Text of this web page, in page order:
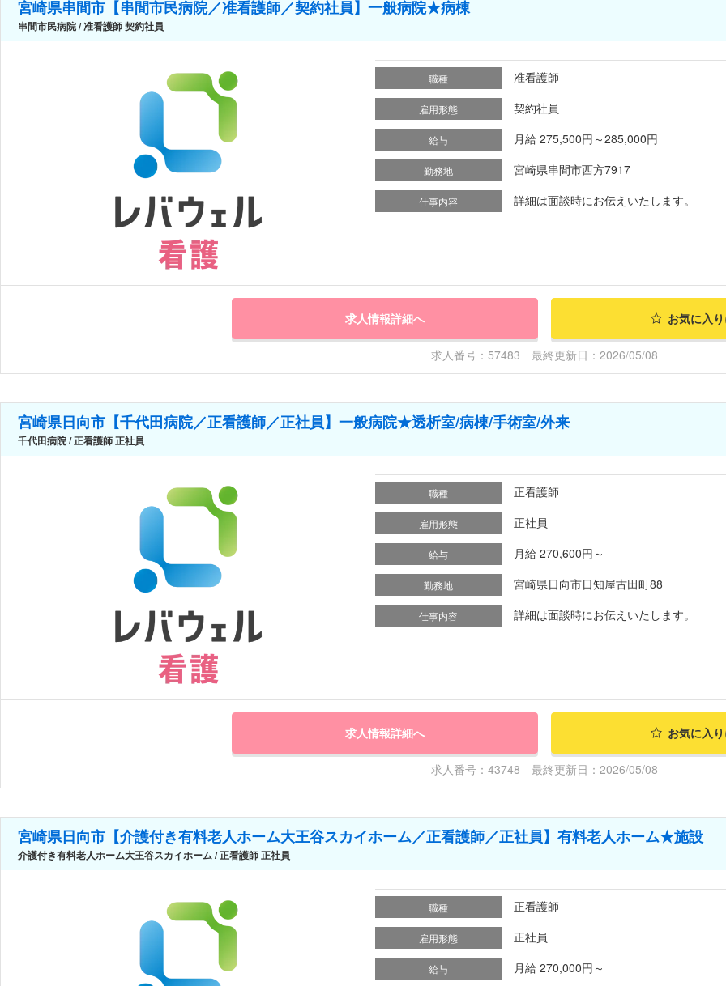
宮崎県串間市【串間市民病院／准看護師／契約社員】一般病院★病棟
串間市民病院 / 准看護師 契約社員
職種 准看護師
雇用形態 契約社員
給与 月給 275,500円～285,000円
勤務地 宮崎県串間市西方7917
仕事内容 詳細は面談時にお伝えいたします。
求人情報詳細へ お気に入
求人番号：57483 最終更新日：2026/05/08
宮崎県日向市【千代田病院／正看護師／正社員】一般病院★透析室/病棟/手術室/外来
千代田病院 / 正看護師 正社員
職種 正看護師
雇用形態 正社員
給与 月給 270,600円～
勤務地 宮崎県日向市日知屋古田町88
仕事内容 詳細は面談時にお伝えいたします。
求人情報詳細へ お気に入
求人番号：43748 最終更新日：2026/05/08
宮崎県日向市【介護付き有料老人ホーム大王谷スカイホーム／正看護師／正社員】有料老人ホーム★施設
介護付き有料老人ホーム大王谷スカイホーム / 正看護師 正社員
職種 正看護師
雇用形態 正社員
給与 月給 270,000円～